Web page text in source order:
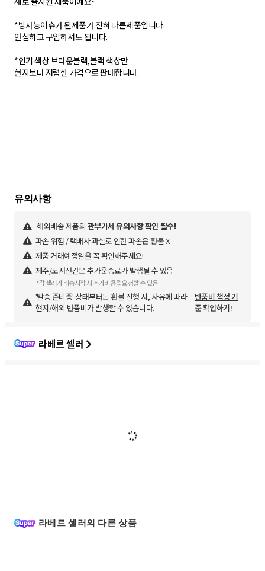
*방사능이슈가 된제품가 전혀 다른제품입니다.
안심하고 구입하셔도 됩니다.
*인기 색상 브라운블랙,블랙 색상만
현지보다 저렴한 가격으로 판매합니다.
유의사항
해외배송 제품의 관부가세 유의사항 확인 필수!
파손 위험 / 택배사 과실로 인한 파손은 환불 X
제품 거래예정일을 꼭 확인해주세요!
제주/도서산간은 추가운송료가 발생될 수 있음
*각 셀러가 배송시작 시 추가비용을 요청할 수 있음
'발송 준비중' 상태부터는 환불 진행 시, 사유에 따라
현지/해외 반품비가 발생할 수 있습니다.
반품비 책정 기
준 확인하기!
라베르 셀러
라베르 셀러의 다른 상품